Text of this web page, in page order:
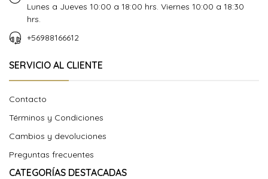
Lunes a Jueves 10:00 a 18:00 hrs. Viernes 10:00 a 18:30
hrs.
+56988166612
SERVICIO AL CLIENTE
Contacto
Términos y Condiciones
Cambios y devoluciones
Preguntas frecuentes
CATEGORÍAS DESTACADAS